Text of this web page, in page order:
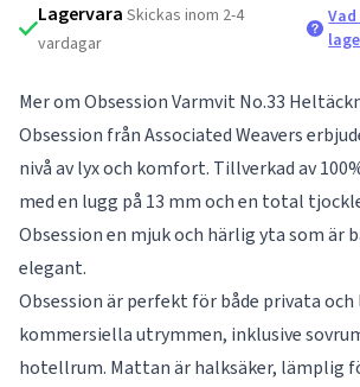
Lagervara Skickas inom 2-4
vardagar
Mer om Obsession Varmvit No.33
Obsession från Associated Weavers
nivå av lyx och komfort. Tillverkad av
med en lugg på 13 mm och en total
Obsession en mjuk och härlig yta som är
elegant.
Obsession är perfekt för både privata
kommersiella utrymmen, inklusive
hotellrum. Mattan är halksäker, lämplig